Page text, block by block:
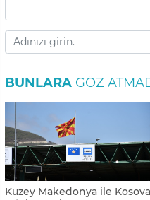
BUNLARA GÖZ
Kuzey Makedonya ile Kosova